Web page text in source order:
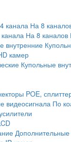
канала На 8
На 8 каналов
внутренние
камер
Купольные
POE,
видеосигнала По